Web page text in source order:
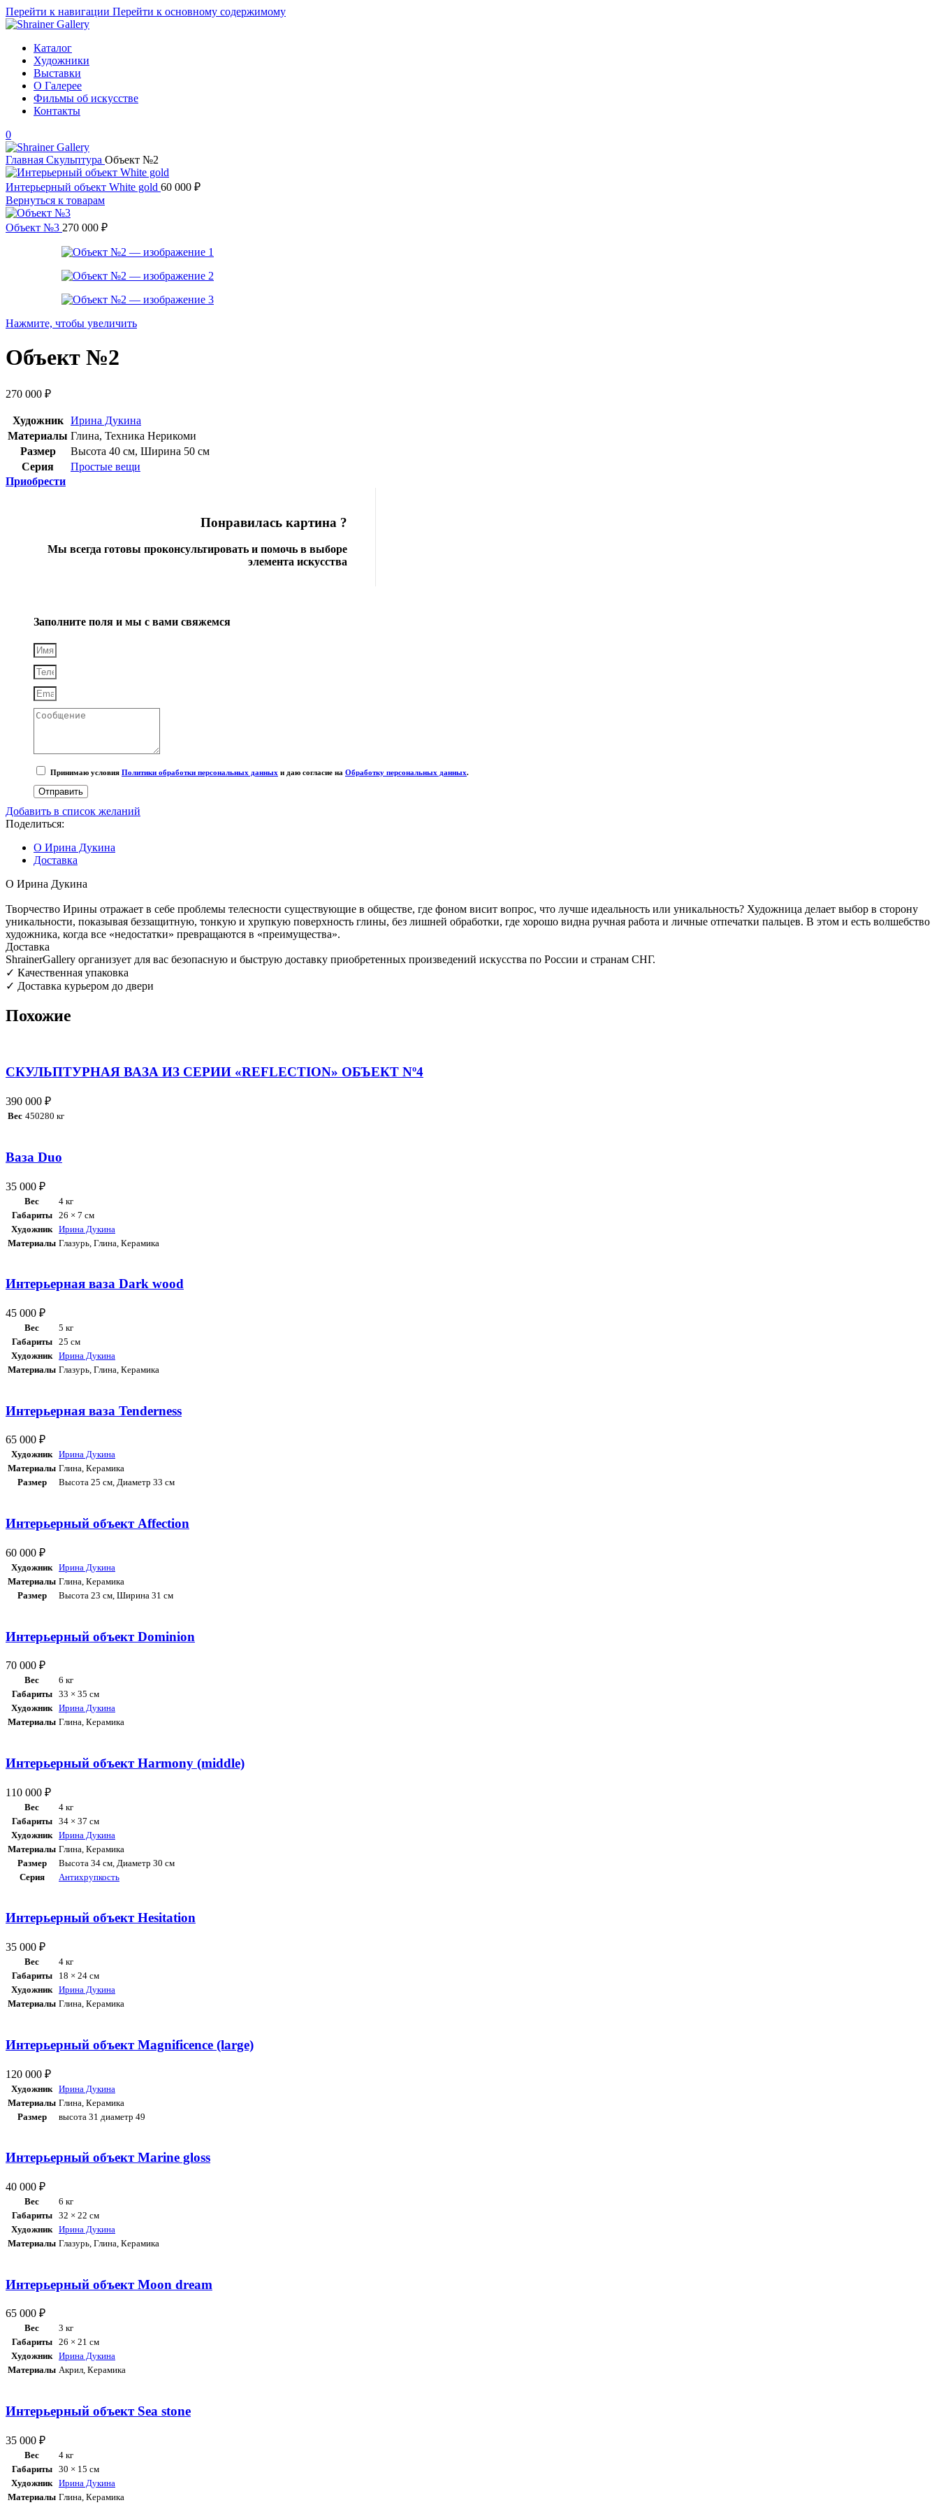
Перейти к навигации Перейти к основному содержимому
Каталог
Художники
Выставки
О Галерее
Фильмы об искусстве
Контакты
0
Главная Скульптура Объект №2
Интерьерный объект White gold 60 000 ₽
Вернуться к товарам
Объект №3 270 000 ₽
Нажмите, чтобы увеличить
Объект №2
270 000 ₽
Художник
Ирина Дукина
Материалы Глина, Техника Нерикоми
Размер
Высота 40 см, Ширина 50 см
Серия
Простые вещи
Приобрести
Понравилась картина ?
Мы всегда готовы проконсультировать и помочь в выборе
элемента искусства
Заполните поля и мы с вами свяжемся
Принимаю условия Политики обработки персональных данных и даю согласие на Обработку персональных данных.
Отправить
Добавить в список желаний
Поделиться:
О Ирина Дукина
Доставка
О Ирина Дукина
Творчество Ирины отражает в себе проблемы телесности существующие в обществе, где фоном висит вопрос, что лучше идеальность или уникальность? Художница делает выбор в сторону
уникальности, показывая беззащитную, тонкую и хрупкую поверхность глины, без лишней обработки, где хорошо видна ручная работа и личные отпечатки пальцев. В этом и есть волшебство
художника, когда все «недостатки» превращаются в «преимущества».
Доставка
ShrainerGallery организует для вас безопасную и быструю доставку приобретенных произведений искусства по России и странам СНГ.
✓ Качественная упаковка
✓ Доставка курьером до двери
Похожие
СКУЛЬПТУРНАЯ ВАЗА ИЗ СЕРИИ «REFLECTION» ОБЪЕКТ Nº4
390 000 ₽
Вес 450280 кг
Ваза Duo
35 000 ₽
Вес
4 кг
Габариты
26 × 7 см
Художник Ирина Дукина
Материалы Глазурь Глина Керамика
Интерьерная ваза Dark wood
45 000 ₽
Вес
5 кг
Габариты
25 см
Художник Ирина Дукина
Материалы Глазурь Глина Керамика
Интерьерная ваза Tenderness
65 000 ₽
Художник Ирина Дукина
Материалы Глина, Керамика
Размер
Высота 25 см, Диаметр 33 см
Интерьерный объект Affection
60 000 ₽
Художник Ирина Дукина
Материалы Глина Керамика
Размер
Высота 23 см, Ширина 31 см
Интерьерный объект Dominion
70 000 ₽
Вес
6 кг
Габариты
33 × 35 см
Художник Ирина Дукина
Материалы Глина, Керамика
Интерьерный объект Harmony (middle)
110 000 ₽
Вес
4 кг
Габариты
34 × 37 см
Художник Ирина Дукина
Материалы Глина Керамика
Размер
Высота 34 см, Диаметр 30 см
Серия
Антихрупкость
Интерьерный объект Hesitation
35 000 ₽
Вес
4 кг
Габариты
18 × 24 см
Художник Ирина Дукина
Материалы Глина, Керамика
Интерьерный объект Magnificence (large)
120 000 ₽
Художник Ирина Дукина
Материалы Глина Керамика
Размер
высота 31 диаметр 49
Интерьерный объект Marine gloss
40 000 ₽
Вес
6 кг
Габариты
32 × 22 см
Художник Ирина Дукина
Материалы Глазурь, Глина, Керамика
Интерьерный объект Moon dream
65 000 ₽
Вес
3 кг
Габариты
26 × 21 см
Художник Ирина Дукина
Материалы Акрил, Керамика
Интерьерный объект Sea stone
35 000 ₽
Вес
4 кг
Габариты
30 × 15 см
Художник Ирина Дукина
Материалы Глина Керамика